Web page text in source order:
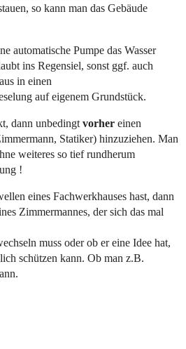
so kann man das Gebäude
automatische Pumpe das Wasser
ins Regensiel, sonst ggf. auch
in einen
auf eigenem Grundstück.
dann unbedingt vorher einen
Statiker) hinzuziehen. Man
weiteres so tief rundherum
!
eines Fachwerkhauses hast, dann
Zimmermannes, der sich das mal
muss oder ob er eine Idee hat,
schützen kann. Ob man z.B.